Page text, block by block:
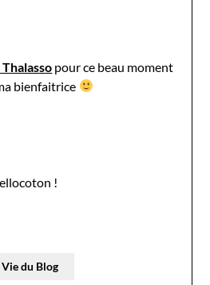
pour ce beau moment
bienfaitrice
Vie du Blog